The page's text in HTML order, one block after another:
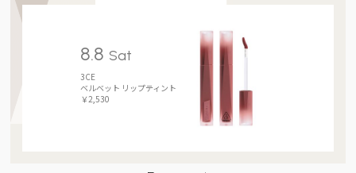
8.8 Sat
3CE
ベルベット リップティント
￥2,530